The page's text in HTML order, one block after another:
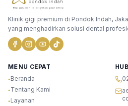
Klinik gigi premium di Pondok Indah,
yang menghadirkan solusi dental
MENU CEPAT
•Beranda
•Tentang Kami
•Layanan